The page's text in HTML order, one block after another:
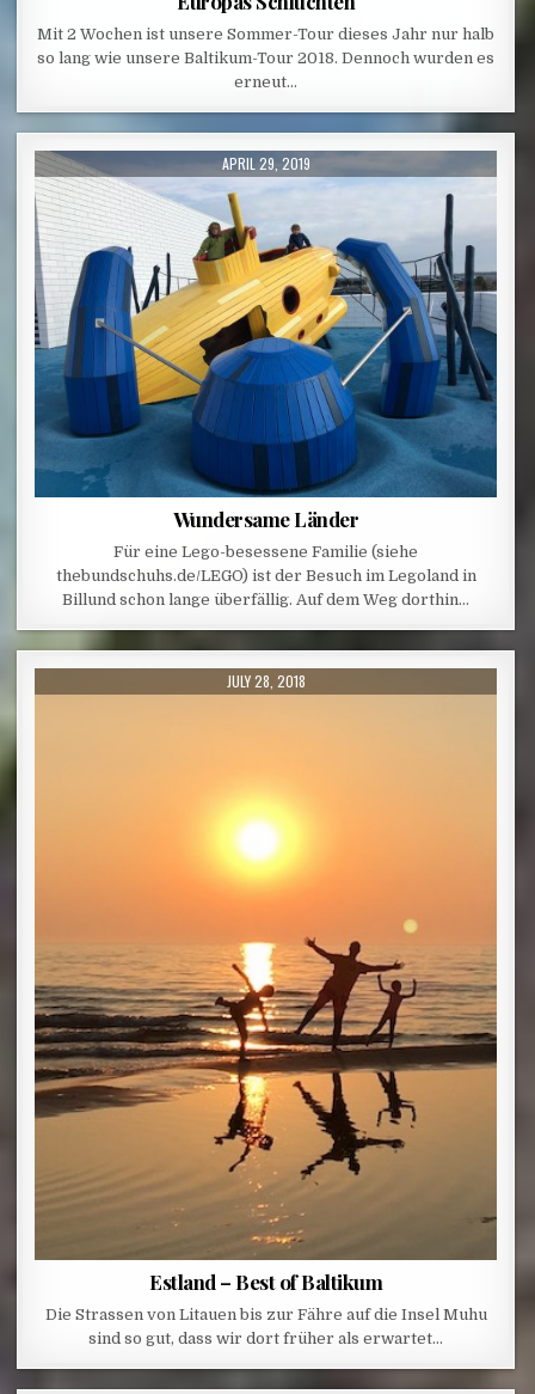
Mit 2 Wochen ist unsere Sommer-Tour dieses Jahr nur halb
so lang wie unsere Baltikum-Tour 2018. Dennoch wurden es
erneut…
PUBLISHED DATE:
APRIL 29, 2019
Wundersame Länder
Für eine Lego-besessene Familie (siehe
thebundschuhs.de/LEGO) ist der Besuch im Legoland in
Billund schon lange überfällig. Auf dem Weg dorthin…
PUBLISHED DATE:
JULY 28, 2018
Estland – Best of Baltikum
Die Strassen von Litauen bis zur Fähre auf die Insel Muhu
sind so gut, dass wir dort früher als erwartet…